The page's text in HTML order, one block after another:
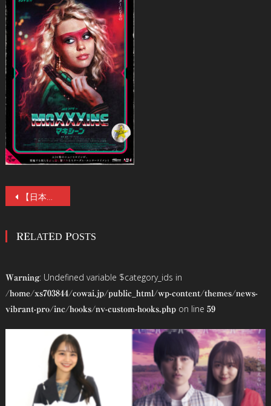
投
ナ
ゲ
ー
【日本版ポスター&本予告解禁！】『X エックス』『Pearl パール』に続く、ミア・ゴス主演の最新ホラー『MaXXXine マキシーン』6／6(金)公開！
RELATED POSTS
Warning: Undefined variable $category_ids in
/home/xs703844/cowai.jp/public_html/wp-content/themes/news-
vibrant-pro/inc/hooks/nv-custom-hooks.phpon line 59